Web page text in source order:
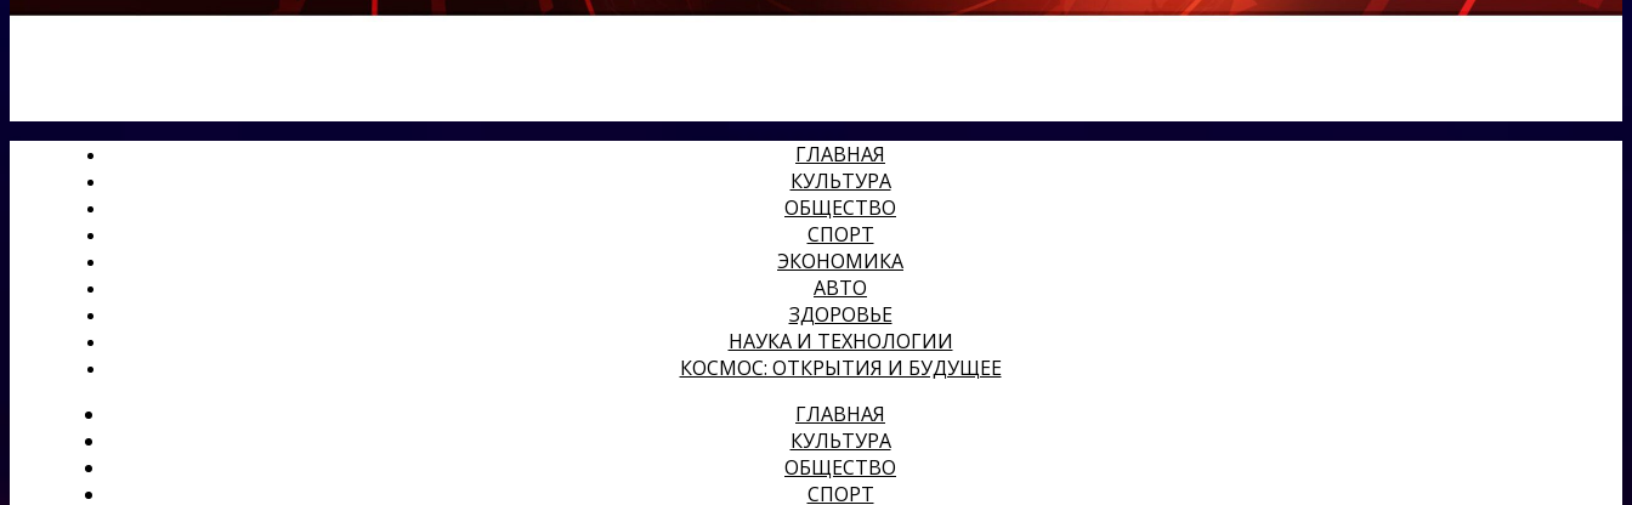
ГЛАВНАЯ
КУЛЬТУРА
ОБЩЕСТВО
СПОРТ
ЭКОНОМИКА
АВТО
ЗДОРОВЬЕ
НАУКА И ТЕХНОЛОГИИ
КОСМОС: ОТКРЫТИЯ И БУДУЩЕЕ
ГЛАВНАЯ
КУЛЬТУРА
ОБЩЕСТВО
СПОРТ